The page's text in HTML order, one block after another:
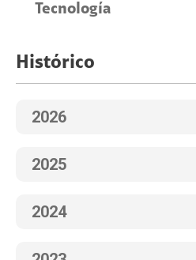
Tecnología
Histórico
2026
2025
2024